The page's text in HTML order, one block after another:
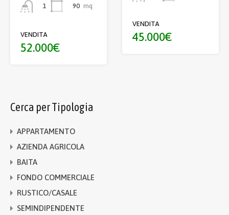
1
90 mq
VENDITA
52.000€
VENDITA
45.000€
Cerca per Tipologia
APPARTAMENTO
AZIENDA AGRICOLA
BAITA
FONDO COMMERCIALE
RUSTICO/CASALE
SEMINDIPENDENTE